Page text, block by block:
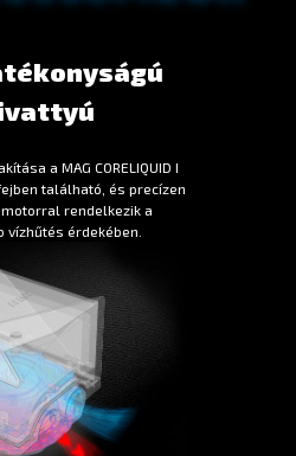
a MAG CORELIQUID I
található, és precízen
rendelkezik a
vízhűtés érdekében.